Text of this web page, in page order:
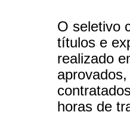
O seletivo
títulos e
realizado
horas de